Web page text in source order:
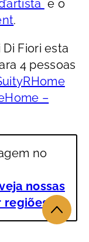
e o
.
Fiori esta
4 pessoas
–
no
nossas
regiões